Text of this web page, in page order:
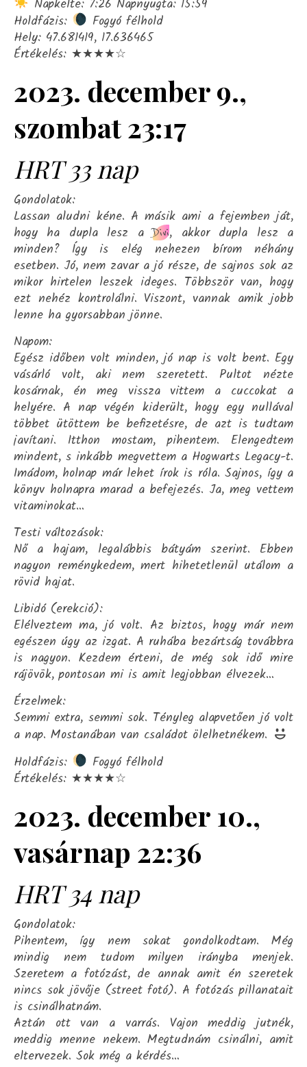
Napkelte: 7:26 Napnyugta: 15:59
Holdfázis:
Fogyó félhold
Hely: 47.681419, 17.636465
Értékelés: ★★★★☆
2023. december 9.,
szombat 23:17
HRT 33 nap
Gondolatok:
Lassan aludni kéne. A másik ami a fejemben ját,
hogy ha dupla lesz aDivi, akkor dupla lesz a
minden? Így is elég nehezen bírom néhány
esetben. Jó, nem zavar a jó része, de sajnos sok az
mikor hirtelen leszek ideges. Többször van, hogy
ezt nehéz kontrolálni. Viszont, vannak amik jobb
lenne ha gyorsabban jönne.
Napom:
Egész időben volt minden, jó nap is volt bent. Egy
vásárló volt, aki nem szeretett. Pultot nézte
kosárnak, én meg vissza vittem a cuccokat a
helyére. A nap végén kiderült, hogy egy nullával
többet ütöttem be befizetésre, de azt is tudtam
javítani. Itthon mostam, pihentem. Elengedtem
mindent, s inkább megvettem a Hogwarts Legacy-t.
Imádom, holnap már lehet írok is róla. Sajnos, így a
könyv holnapra marad a befejezés. Ja, meg vettem
vitaminokat…
Testi változások:
Nő a hajam, legalábbis bátyám szerint. Ebben
nagyon reménykedem, mert hihetetlenül utálom a
rövid hajat.
Libidó (erekció):
Elélveztem ma, jó volt. Az biztos, hogy már nem
egészen úgy az izgat. A ruhába bezártság továbbra
is nagyon. Kezdem érteni, de még sok idő mire
rájövök, pontosan mi is amit legjobban élvezek…
Érzelmek:
Semmi extra, semmi sok. Tényleg alapvetően jó volt
a nap. Mostanában van családot ölelhetnékem.
Holdfázis:
Fogyó félhold
Értékelés: ★★★★☆
2023. december 10.,
vasárnap 22:36
HRT 34 nap
Gondolatok:
Pihentem, így nem sokat gondolkodtam. Még
mindig nem tudom milyen irányba menjek.
Szeretem a fotózást, de annak amit én szeretek
nincs sok jövője (street fotó). A fotózás pillanatait
is csinálhatnám.
Aztán ott van a varrás. Vajon meddig jutnék,
meddig menne nekem. Megtudnám csinálni, amit
eltervezek. Sok még a kérdés…